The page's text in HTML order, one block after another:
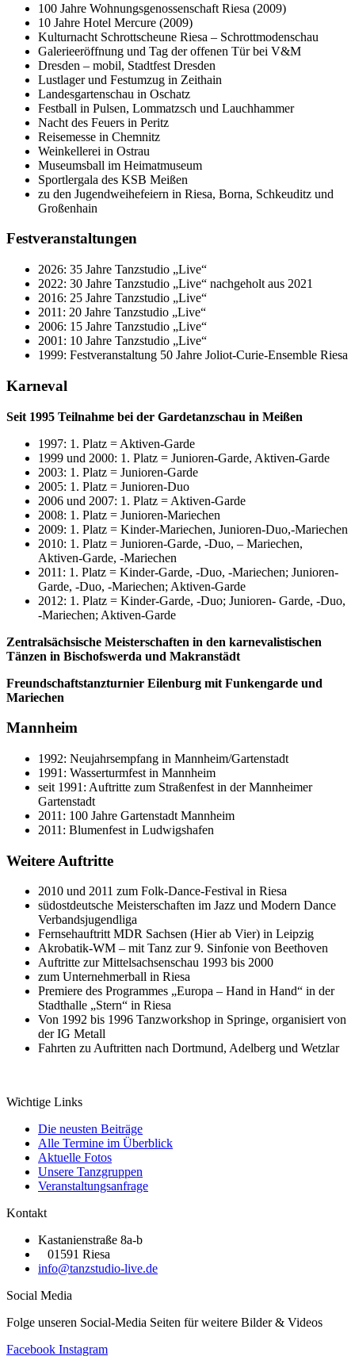
100 Jahre Wohnungsgenossenschaft Riesa (2009)
10 Jahre Hotel Mercure (2009)
Kulturnacht Schrottscheune Riesa – Schrottmodenschau
Galerieeröffnung und Tag der offenen Tür bei V&M
Dresden – mobil, Stadtfest Dresden
Lustlager und Festumzug in Zeithain
Landesgartenschau in Oschatz
Festball in Pulsen, Lommatzsch und Lauchhammer
Nacht des Feuers in Peritz
Reisemesse in Chemnitz
Weinkellerei in Ostrau
Museumsball im Heimatmuseum
Sportlergala des KSB Meißen
zu den Jugendweihefeiern in Riesa, Borna, Schkeuditz und
Großenhain
Festveranstaltungen
2026: 35 Jahre Tanzstudio „Live“
2022: 30 Jahre Tanzstudio „Live“ nachgeholt aus 2021
2016: 25 Jahre Tanzstudio „Live“
2011: 20 Jahre Tanzstudio „Live“
2006: 15 Jahre Tanzstudio „Live“
2001: 10 Jahre Tanzstudio „Live“
1999: Festveranstaltung 50 Jahre Joliot-Curie-Ensemble Riesa
Karneval
Seit 1995 Teilnahme bei der Gardetanzschau in Meißen
1997: 1. Platz = Aktiven-Garde
1999 und 2000: 1. Platz = Junioren-Garde, Aktiven-Garde
2003: 1. Platz = Junioren-Garde
2005: 1. Platz = Junioren-Duo
2006 und 2007: 1. Platz = Aktiven-Garde
2008: 1. Platz = Junioren-Mariechen
2009: 1. Platz = Kinder-Mariechen, Junioren-Duo,-Mariechen
2010: 1. Platz = Junioren-Garde, -Duo, – Mariechen,
Aktiven-Garde, -Mariechen
2011: 1. Platz = Kinder-Garde, -Duo, -Mariechen; Junioren-
Garde, -Duo, -Mariechen; Aktiven-Garde
2012: 1. Platz = Kinder-Garde, -Duo; Junioren- Garde, -Duo,
-Mariechen; Aktiven-Garde
Zentralsächsische Meisterschaften in den karnevalistischen
Tänzen in Bischofswerda und Makranstädt
Freundschaftstanzturnier Eilenburg mit Funkengarde und
Mariechen
Mannheim
1992: Neujahrsempfang in Mannheim/Gartenstadt
1991: Wasserturmfest in Mannheim
seit 1991: Auftritte zum Straßenfest in der Mannheimer
Gartenstadt
2011: 100 Jahre Gartenstadt Mannheim
2011: Blumenfest in Ludwigshafen
Weitere Auftritte
2010 und 2011 zum Folk-Dance-Festival in Riesa
südostdeutsche Meisterschaften im Jazz und Modern Dance
Verbandsjugendliga
Fernsehauftritt MDR Sachsen (Hier ab Vier) in Leipzig
Akrobatik-WM – mit Tanz zur 9. Sinfonie von Beethoven
Auftritte zur Mittelsachsenschau 1993 bis 2000
zum Unternehmerball in Riesa
Premiere des Programmes „Europa – Hand in Hand“ in der
Stadthalle „Stern“ in Riesa
Von 1992 bis 1996 Tanzworkshop in Springe, organisiert von
der IG Metall
Fahrten zu Auftritten nach Dortmund, Adelberg und Wetzlar
Wichtige Links
Die neusten Beiträge
Alle Termine im Überblick
Aktuelle Fotos
Unsere Tanzgruppen
Veranstaltungsanfrage
Kontakt
Kastanienstraße 8a-b
01591 Riesa
info@tanzstudio-live.de
Social Media
Folge unseren Social-Media Seiten für weitere Bilder & Videos
Facebook Instagram